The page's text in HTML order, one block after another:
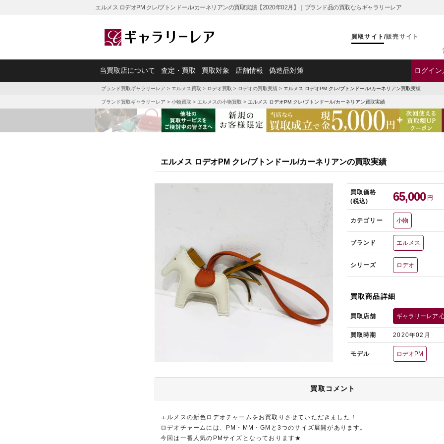
エルメス ロデオPM クレ/ブトンドール/カーネリアンの買取実績【2020年02月】｜ブランド品の買取ならギャラリーレア
買取サイト /販売サイト
当買取店について 査定・買取 買取対象 店舗情報 偽造品対策 ログイ
ブランド買取ギャラリーレア > エルメス買取 > ロデオ買取 > ロデオの買取実績 > エルメス ロデオPM クレ/ブトンドール/カーネリアン買取実績
ブランド買取ギャラリーレア > 小物買取 > エルメスの小物買取 > エルメス ロデオPM クレ/ブトンドール/カーネリアン買取実績
エルメス ロデオPM クレ/ブトンドール/カーネリアンの買取実績
買取価格
(税込)
65,000 円
カテゴリー 小物
ブランド エルメス
シリーズ ロデオ
買取商品詳細
買取店舗 ギャラリーレア
買取時期 2020年02月
モデル ロデオPM
買取コメント
エルメスの新色ロデオチャームをお買取りさせていただきました！
ロデオチャームには、PM・MM・GMと3つのサイズ展開があります。
今回は一番人気のPMサイズとなっております★